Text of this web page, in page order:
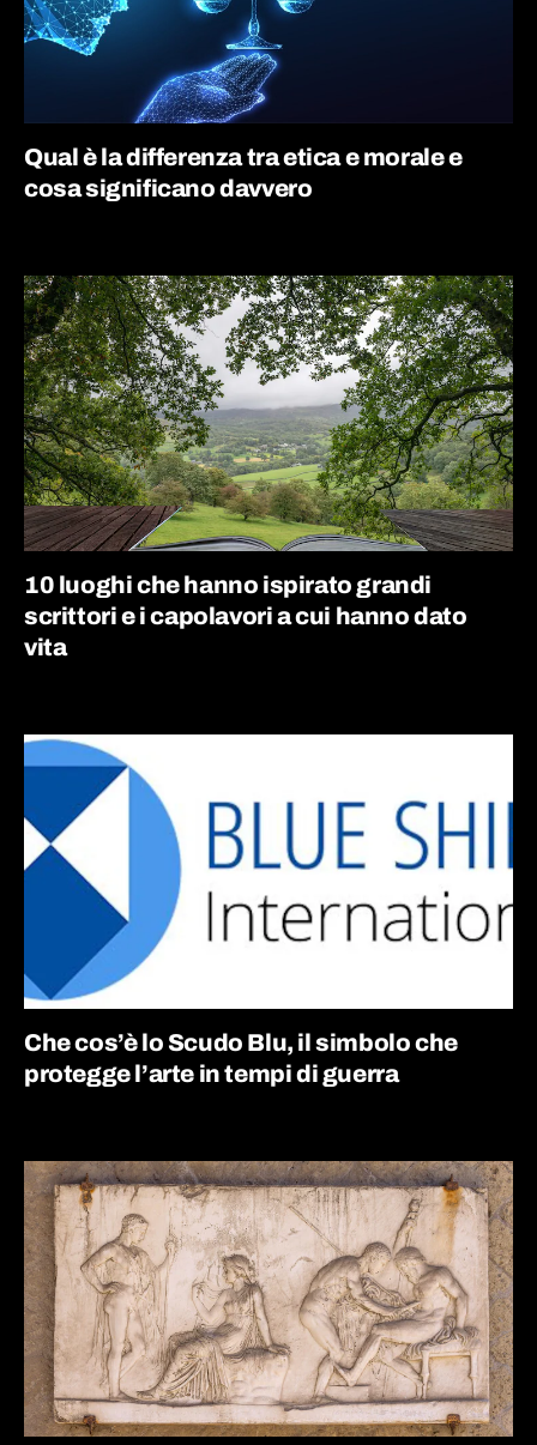
Qual è la differenza tra etica e morale e
cosa significano davvero
10 luoghi che hanno ispirato grandi
scrittori e i capolavori a cui hanno dato
vita
Che cos’è lo Scudo Blu, il simbolo che
protegge l’arte in tempi di guerra